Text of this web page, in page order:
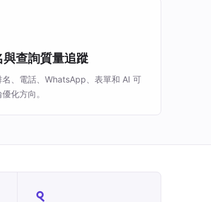
查詢質量追蹤
名、電話、WhatsApp、表單和 AI 可
化方向。